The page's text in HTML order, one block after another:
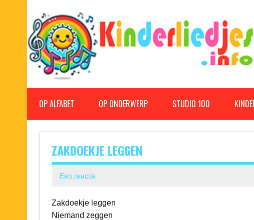
Kinderliedjes
OP ALFABET OP ONDERWERP STUDIO 100
ZAKDOEKJE LEGGEN
Een reactie
Zakdoekje leggen
Niemand zeggen